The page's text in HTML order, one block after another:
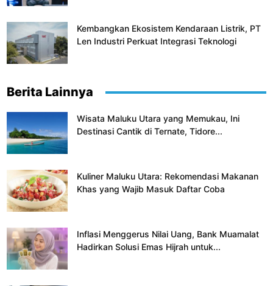
Kembangkan Ekosistem Kendaraan Listrik, PT
Len Industri Perkuat Integrasi Teknologi
Berita Lainnya
Wisata Maluku Utara yang Memukau, Ini
Destinasi Cantik di Ternate, Tidore...
Kuliner Maluku Utara: Rekomendasi Makanan
Khas yang Wajib Masuk Daftar Coba
Inflasi Menggerus Nilai Uang, Bank Muamalat
Hadirkan Solusi Emas Hijrah untuk...